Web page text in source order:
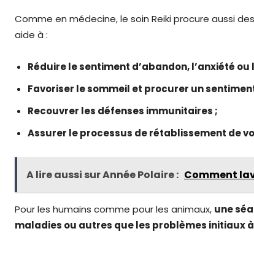
Comme en médecine, le soin Reiki procure aussi
aide à :
Réduire le sentiment d’abandon, l’anxiété
Favoriser le sommeil et procurer un
Recouvrer les défenses immunitaires ;
Assurer le processus de rétablissement de
A lire aussi sur Année Polaire : Comment
Pour les humains comme pour les animaux, une
maladies ou autres que les problèmes initiaux